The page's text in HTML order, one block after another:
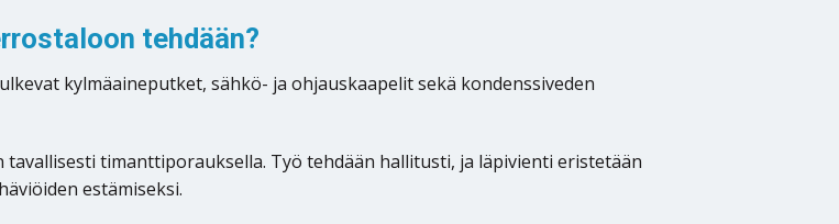
tehdään?
kylmäaineputket, sähkö- ja ohjauskaapelit sekä kondenssiveden
timanttiporauksella. Työ tehdään hallitusti, ja läpivienti eristetään
estämiseksi.